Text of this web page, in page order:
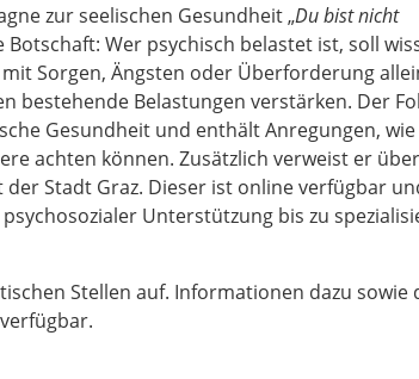
zur seelischen Gesundheit „Du bist nicht
Wer psychisch belastet ist, soll
Sorgen, Ängsten oder Überforderung
bestehende Belastungen verstärken. Der
Gesundheit und enthält Anregungen, wie
achten können. Zusätzlich verweist er
Stadt Graz. Dieser ist online verfügbar
Unterstützung bis zu
Stellen auf. Informationen dazu
verfügbar.